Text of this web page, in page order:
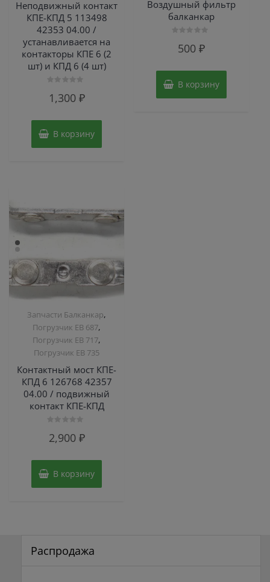
Неподвижный контакт
КПЕ-КПД 5 113498
42353 04.00 /
устанавливается на
контакторы КПЕ 6 (2
шт) и КПД 6 (4 шт)
01,300 ₽
В корзину
Воздушный фильтр
балканкар
500 ₽
В корзину
Запчасти Балканкар,
Погрузчик ЕВ 687,
Погрузчик ЕВ 717,
Погрузчик ЕВ 735
Контактный мост КПЕ-
КПД 6 126768 42357
04.00 / подвижный
контакт КПЕ-КПД
02,900 ₽
В корзину
Распродажа